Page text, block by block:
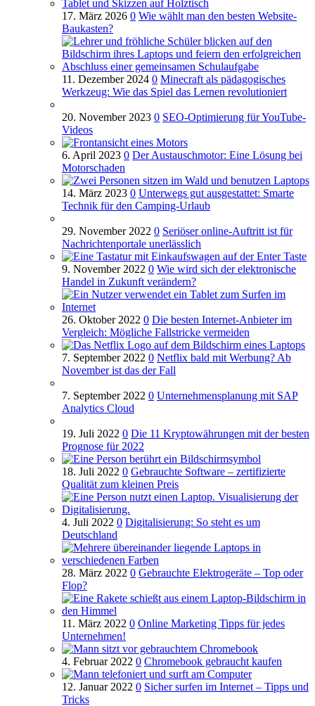
17. März 2026 0 Wie wählt man den besten Website-
Baukasten?
11. Dezember 2024 0 Minecraft als pädagogisches
Werkzeug: Wie das Spiel das Lernen revolutioniert
20. November 2023 0 SEO-Optimierung für YouTube-
Videos
6. April 2023 0 Der Austauschmotor: Eine Lösung bei
Motorschaden
14. März 2023 0 Unterwegs gut ausgestattet: Smarte
Technik für den Camping-Urlaub
29. November 2022 0 Seriöser online-Auftritt ist für
Nachrichtenportale unerlässlich
9. November 2022 0 Wie wird sich der elektronische
Handel in Zukunft verändern?
26. Oktober 2022 0 Die besten Internet-Anbieter im
Vergleich: Mögliche Fallstricke vermeiden
7. September 2022 0 Netflix bald mit Werbung? Ab
November ist das der Fall
7. September 2022 0 Unternehmensplanung mit SAP
Analytics Cloud
19. Juli 2022 0 Die 11 Kryptowährungen mit der besten
Prognose für 2022
18. Juli 2022 0 Gebrauchte Software – zertifizierte
Qualität zum kleinen Preis
4. Juli 2022 0 Digitalisierung: So steht es um
Deutschland
28. März 2022 0 Gebrauchte Elektrogeräte – Top oder
Flop?
11. März 2022 0 Online Marketing Tipps für jedes
Unternehmen!
4. Februar 2022 0 Chromebook gebraucht kaufen
12. Januar 2022 0 Sicher surfen im Internet – Tipps und
Tricks